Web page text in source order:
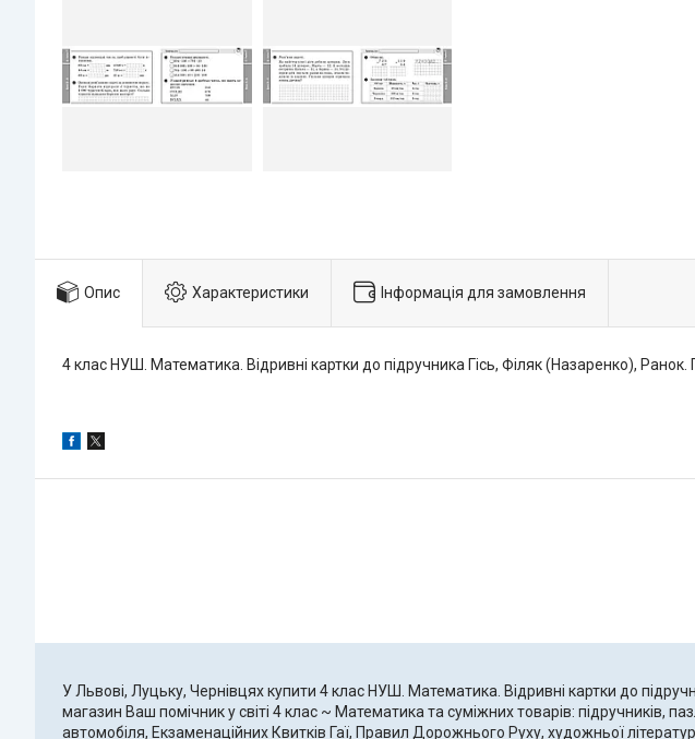
Опис Характеристики Інформація для замовлення
4 клас НУШ. Математика. Відривні картки до підручника Гісь, Філяк (Назаренко), Ранок.
У Львові, Луцьку, Чернівцях купити 4 клас НУШ. Математика. Відривні картки до
магазин Ваш помічник у світі 4 клас ~ Математика та суміжних товарів: підручників,
автомобіля, Екзаменаційних Квитків Гаї, Правил Дорожнього Руху, художньої